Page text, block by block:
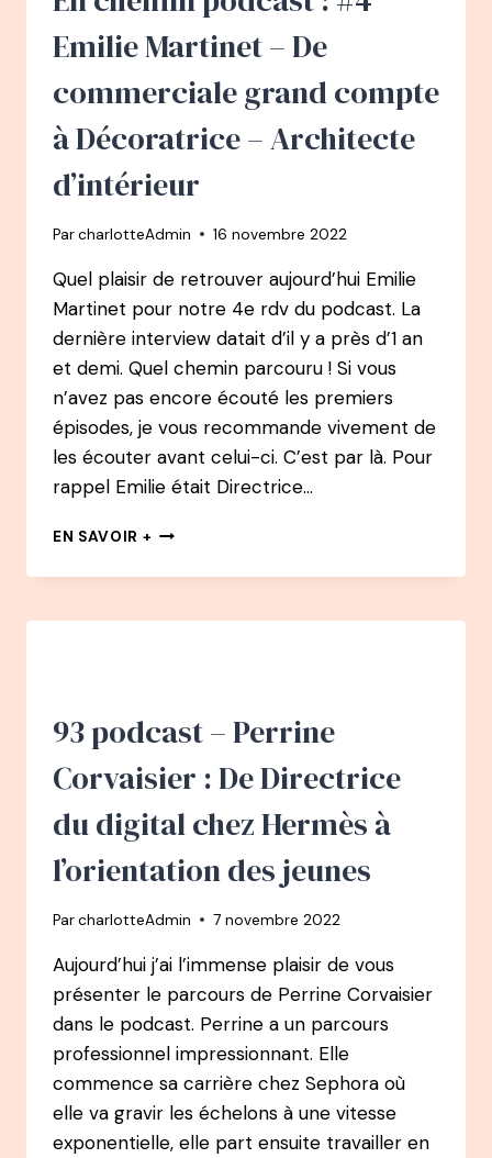
CAP
AU
MARKETING
SERVICE
ENTREPRISES
IMPACT
Emilie Martinet – De
commerciale grand compte
à Décoratrice – Architecte
d’intérieur
ParcharlotteAdmin 16 novembre 2022
Quel plaisir de retrouver aujourd’hui Emilie
Martinet pour notre 4e rdv du podcast. La
dernière interview datait d’il y a près d’1 an
et demi. Quel chemin parcouru ! Si vous
n’avez pas encore écouté les premiers
épisodes, je vous recommande vivement de
les écouter avant celui-ci. C’est par là. Pour
rappel Emilie était Directrice…
EN SAVOIR + EN
PODCAST
#4
COMMERCIALE
COMPTE
DÉCORATRICE
ARCHITECTE
93 podcast – Perrine
Corvaisier : De Directrice
du digital chez Hermès à
l’orientation des jeunes
ParcharlotteAdmin 7 novembre 2022
Aujourd’hui j’ai l’immense plaisir de vous
présenter le parcours de Perrine Corvaisier
dans le podcast. Perrine a un parcours
professionnel impressionnant. Elle
commence sa carrière chez Sephora où
elle va gravir les échelons à une vitesse
exponentielle, elle part ensuite travailler en